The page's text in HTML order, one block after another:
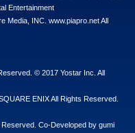
Entertainment
INC. www.piapro.net All
© 2017 Yostar Inc. All
ENIX All Rights Reserved.
Co-Developed by gumi